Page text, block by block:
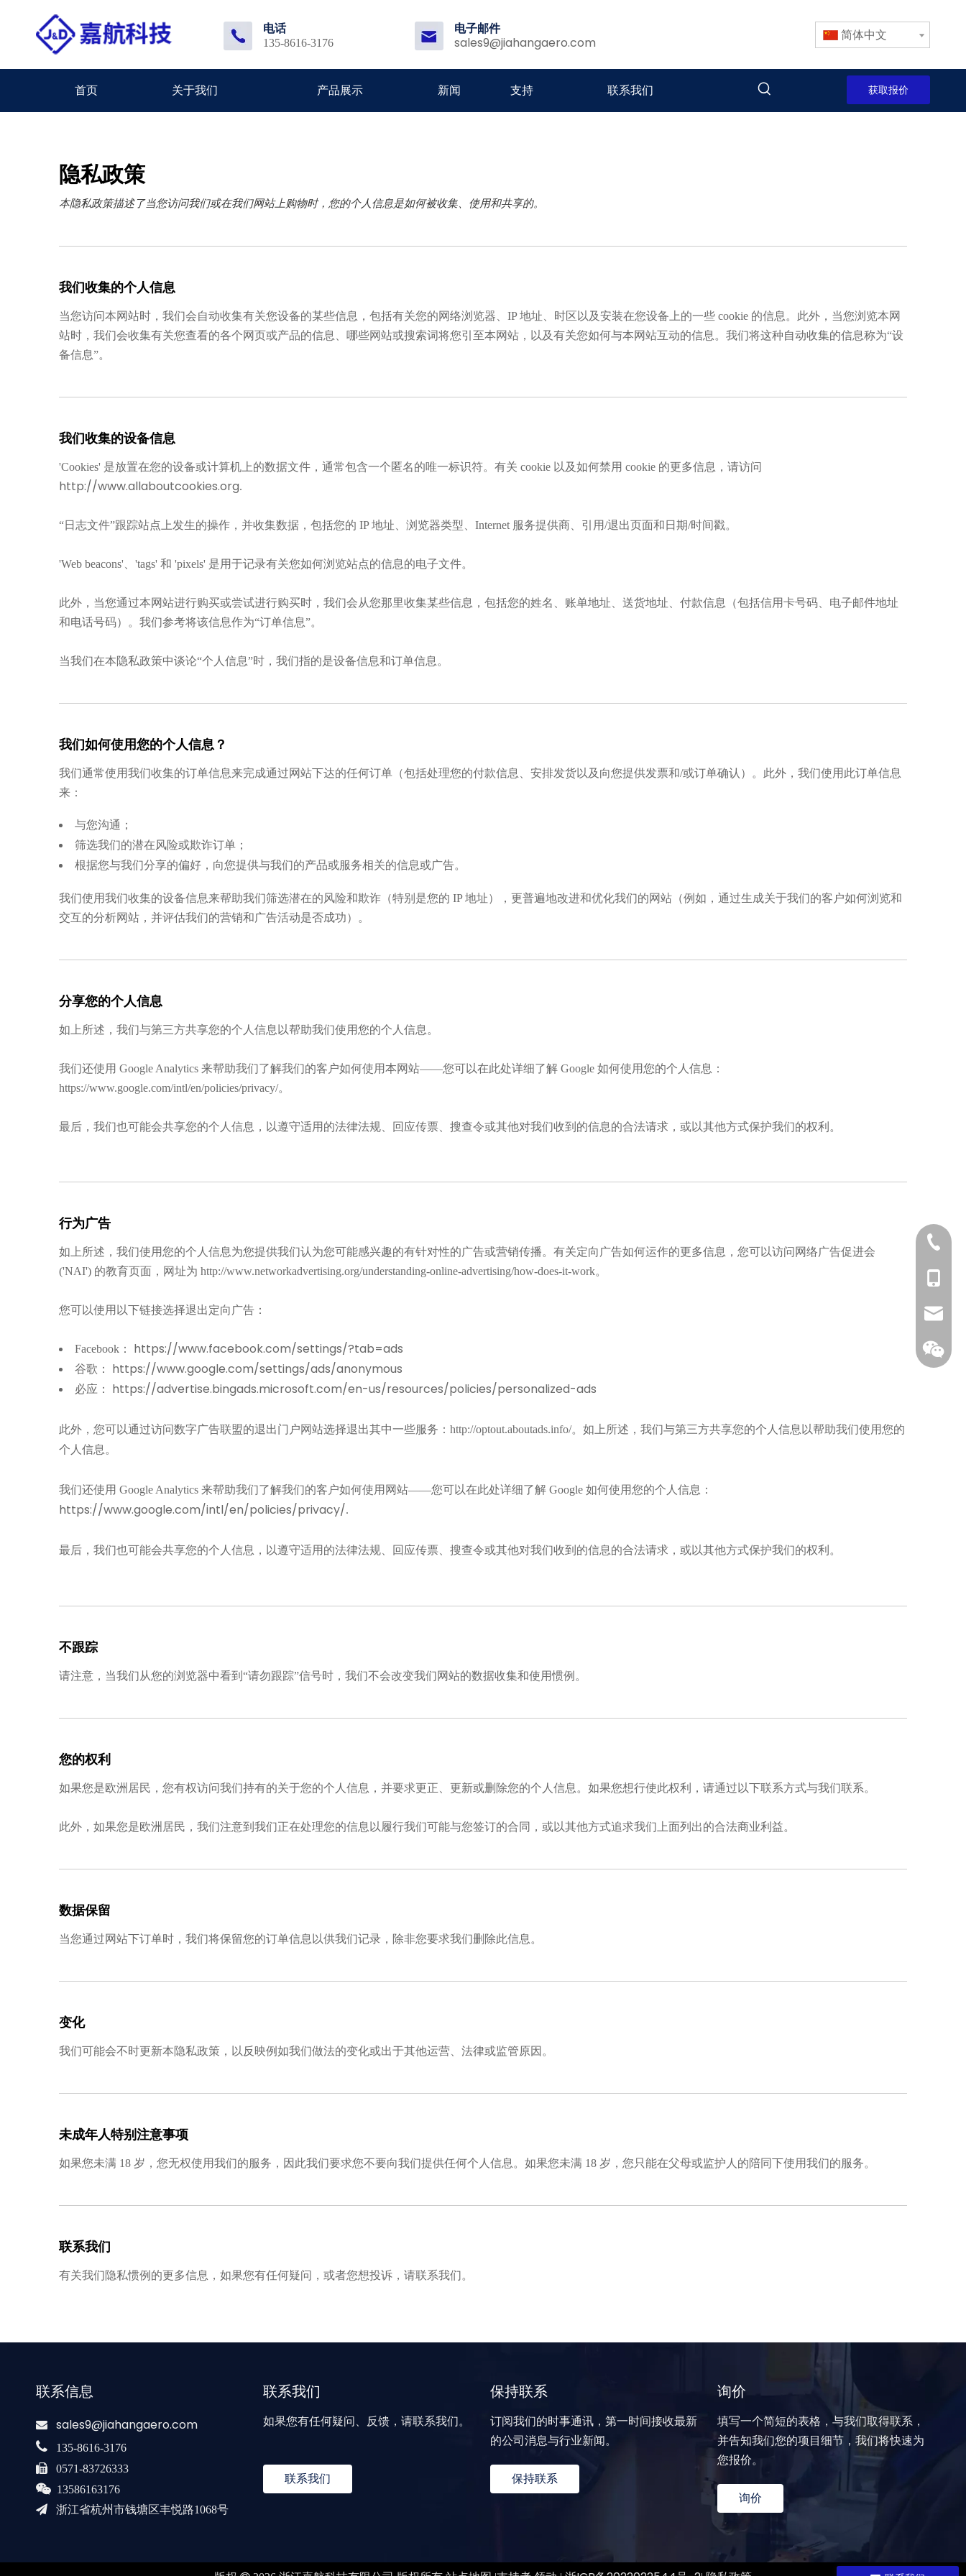
电话
135-8616-3176
电子邮件
sales9@jiahangaero.com 简体中文
首页 关于我们 产品展示 新闻 支持 联系我们 获取报价
隐私政策
本隐私政策描述了当您访问我们或在我们网站上购物时，您的个人信息是如何被收集、使用和共享的。
我们收集的个人信息
当您访问本网站时，我们会自动收集有关您设备的某些信息，包括有关您的网络浏览器、IP 地址、时区以及安装在您设备上的一些 cookie 的信息。此外，当您浏览本网
站时，我们会收集有关您查看的各个网页或产品的信息、哪些网站或搜索词将您引至本网站，以及有关您如何与本网站互动的信息。我们将这种自动收集的信息称为“设
备信息”。
我们收集的设备信息
'Cookies' 是放置在您的设备或计算机上的数据文件，通常包含一个匿名的唯一标识符。有关 cookie 以及如何禁用 cookie 的更多信息，请访问
http://www.allaboutcookies.org.
“日志文件”跟踪站点上发生的操作，并收集数据，包括您的 IP 地址、浏览器类型、Internet 服务提供商、引用/退出页面和日期/时间戳。
'Web beacons'、'tags' 和 'pixels' 是用于记录有关您如何浏览站点的信息的电子文件。
此外，当您通过本网站进行购买或尝试进行购买时，我们会从您那里收集某些信息，包括您的姓名、账单地址、送货地址、付款信息（包括信用卡号码、电子邮件地址
和电话号码）。我们参考将该信息作为“订单信息”。
当我们在本隐私政策中谈论“个人信息”时，我们指的是设备信息和订单信息。
我们如何使用您的个人信息？
我们通常使用我们收集的订单信息来完成通过网站下达的任何订单（包括处理您的付款信息、安排发货以及向您提供发票和/或订单确认）。此外，我们使用此订单信息
来：
与您沟通；
筛选我们的潜在风险或欺诈订单；
根据您与我们分享的偏好，向您提供与我们的产品或服务相关的信息或广告。
我们使用我们收集的设备信息来帮助我们筛选潜在的风险和欺诈（特别是您的 IP 地址），更普遍地改进和优化我们的网站（例如，通过生成关于我们的客户如何浏览和
交互的分析网站，并评估我们的营销和广告活动是否成功）。
分享您的个人信息
如上所述，我们与第三方共享您的个人信息以帮助我们使用您的个人信息。
我们还使用 Google Analytics 来帮助我们了解我们的客户如何使用本网站——您可以在此处详细了解 Google 如何使用您的个人信息：
https://www.google.com/intl/en/policies/privacy/。
最后，我们也可能会共享您的个人信息，以遵守适用的法律法规、回应传票、搜查令或其他对我们收到的信息的合法请求，或以其他方式保护我们的权利。
行为广告
如上所述，我们使用您的个人信息为您提供我们认为您可能感兴趣的有针对性的广告或营销传播。有关定向广告如何运作的更多信息，您可以访问网络广告促进会
('NAI') 的教育页面，网址为 http://www.networkadvertising.org/understanding-online-advertising/how-does-it-work。
您可以使用以下链接选择退出定向广告：
Facebook： https://www.facebook.com/settings/?tab=ads
谷歌： https://www.google.com/settings/ads/anonymous
必应： https://advertise.bingads.microsoft.com/en-us/resources/policies/personalized-ads
此外，您可以通过访问数字广告联盟的退出门户网站选择退出其中一些服务：http://optout.aboutads.info/。 如上所述，我们与第三方共享您的个人信息以帮助我们使用您的
个人信息。
我们还使用 Google Analytics 来帮助我们了解我们的客户如何使用网站——您可以在此处详细了解 Google 如何使用您的个人信息：
https://www.google.com/intl/en/policies/privacy/.
最后，我们也可能会共享您的个人信息，以遵守适用的法律法规、回应传票、搜查令或其他对我们收到的信息的合法请求，或以其他方式保护我们的权利。
不跟踪
请注意，当我们从您的浏览器中看到“请勿跟踪”信号时，我们不会改变我们网站的数据收集和使用惯例。
您的权利
如果您是欧洲居民，您有权访问我们持有的关于您的个人信息，并要求更正、更新或删除您的个人信息。如果您想行使此权利，请通过以下联系方式与我们联系。
此外，如果您是欧洲居民，我们注意到我们正在处理您的信息以履行我们可能与您签订的合同，或以其他方式追求我们上面列出的合法商业利益。
数据保留
当您通过网站下订单时，我们将保留您的订单信息以供我们记录，除非您要求我们删除此信息。
变化
我们可能会不时更新本隐私政策，以反映例如我们做法的变化或出于其他运营、法律或监管原因。
未成年人特别注意事项
如果您未满 18 岁，您无权使用我们的服务，因此我们要求您不要向我们提供任何个人信息。如果您未满 18 岁，您只能在父母或监护人的陪同下使用我们的服务。
联系我们
有关我们隐私惯例的更多信息，如果您有任何疑问，或者您想投诉，请联系我们。
联系信息
 sales9@jiahangaero.com
 135-8616-3176
 0571-83726333
 13586163176
 浙江省杭州市钱塘区丰悦路1068号
0571-
联系我们
如果您有任何疑问、反馈，请联系我们。
联系我们
保持联系
订阅我们的时事通讯，第一时间接收最新
的公司消息与行业新闻。
保持联系
询价
填写一个简短的表格，与我们取得联系，
并告知我们您的项目细节，我们将快速为
您报价。
询价